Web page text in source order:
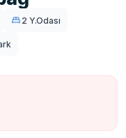
2 Y.Odası